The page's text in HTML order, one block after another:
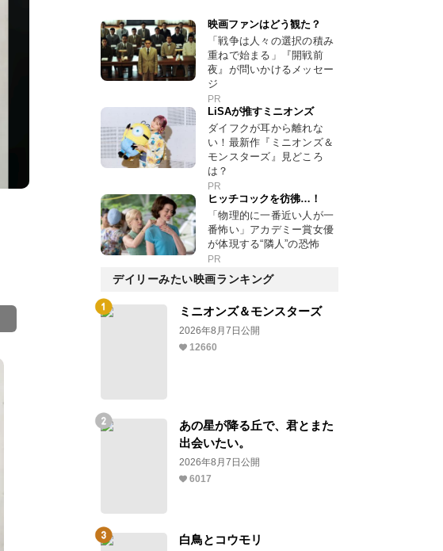
映画ファンはどう観た？
「戦争は人々の選択の積み
重ねで始まる」『開戦前
夜』が問いかけるメッセー
ジ
PR
LiSAが推すミニオンズ
ダイフクが耳から離れな
い！最新作『ミニオンズ＆
モンスターズ』見どころ
は？
PR
ヒッチコックを彷彿…！
「物理的に一番近い人が一
番怖い」アカデミー賞女優
が体現する“隣人”の恐怖
PR
デイリーみたい映画ランキング
ミニオンズ＆モンスターズ
2026年8月7日公開
12660
あの星が降る丘で、君とまた
出会いたい。
2026年8月7日公開
6017
白鳥とコウモリ